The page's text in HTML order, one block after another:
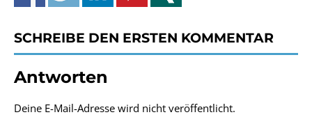
SCHREIBE DEN ERSTEN KOMMENTAR
Antworten
Deine E-Mail-Adresse wird nicht veröffentlicht.